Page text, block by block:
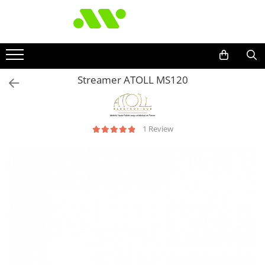
Streamer ATOLL MS120
1 Review